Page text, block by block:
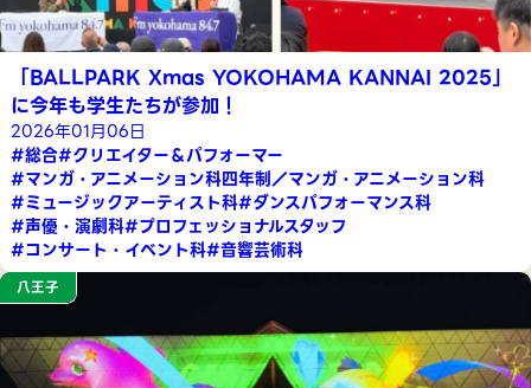
「BALLPARK Xmas YOKOHAMA KANNAI 2025」
に今年も学生たちが参加！
2026年01月06日
#総合#クリエイター＆パフォーマー
#マンガ・アニメーション科四年制／マンガ・アニメーション科
#ミュージックアーティスト科#ダンスパフォーマンス科
#声優・演劇科#プロフェッショナルスタッフ
#コンサート・イベント科#音響芸術科
八王子